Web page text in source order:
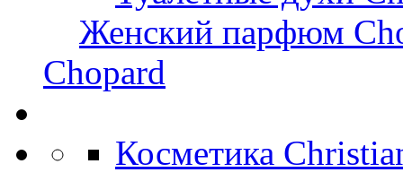
Женский парфюм
Chopard
Косметика